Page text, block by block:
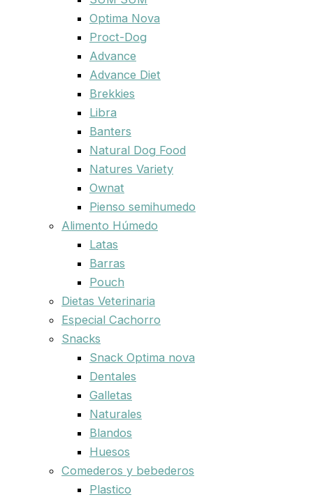
Optima Nova
Proct-Dog
Advance
Advance Diet
Brekkies
Libra
Banters
Natural Dog Food
Natures Variety
Ownat
Pienso semihumedo
Alimento Húmedo
Latas
Barras
Pouch
Dietas Veterinaria
Especial Cachorro
Snacks
Snack Optima nova
Dentales
Galletas
Naturales
Blandos
Huesos
Comederos y bebederos
Plastico